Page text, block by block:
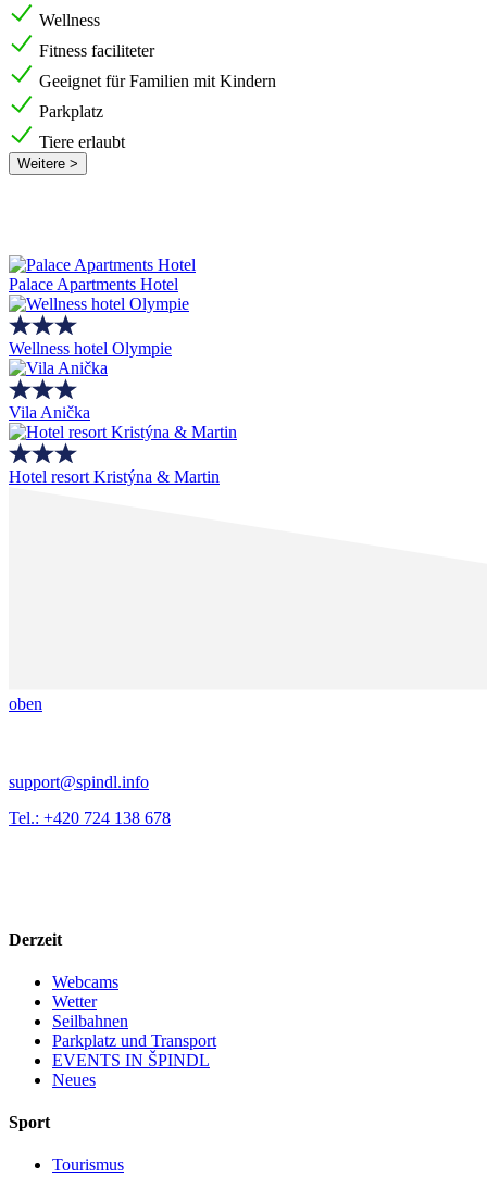
Wellness
Fitness faciliteter
Geeignet für Familien mit Kindern
Parkplatz
Tiere erlaubt
Weitere >
Palace Apartments Hotel
Wellness hotel Olympie
Vila Anička
Hotel resort Kristýna & Martin
oben
support@spindl.info
Tel.: +420 724 138 678
Derzeit
Webcams
Wetter
Seilbahnen
Parkplatz und Transport
EVENTS IN ŠPINDL
Neues
Sport
Tourismus